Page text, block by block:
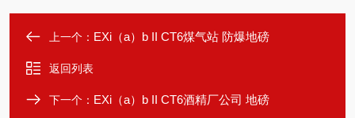
上一个： EXi（a）b II CT6煤气站 防爆地磅
返回列表
下一个： EXi（a）b II CT6酒精厂公司 地磅